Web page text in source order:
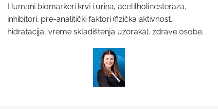
Humani biomarkeri krvi i urina, acetilholinesteraza,
inhibitori, pre-analitički faktori (fizička aktivnost,
hidratacija, vreme skladištenja uzoraka), zdrave osobe.